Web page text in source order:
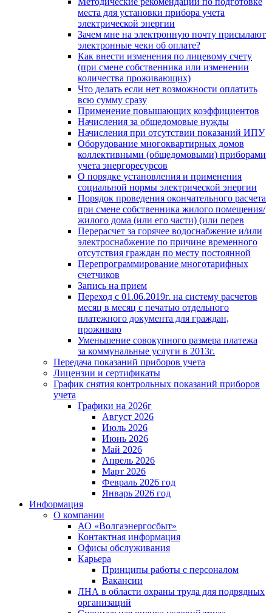
места для установки прибора учета
электрической энергии
Зачем мне на электронную почту присылают
электронные чеки об оплате?
Как внести изменения по лицевому счету
(при смене собственника или изменении
количества проживающих)
Что делать если нет возможности оплатить
всю сумму сразу
Применение повышающих коэффициентов
Начисления за общедомовые нужды
Начисления при отсутствии показаний ИПУ
Оборудование многоквартирных домов
коллективными (общедомовыми) приборами
учета энергоресурсов
О порядке установления и применения
социальной нормы электрической энергии
Порядок проведения окончательного расчета
при смене собственника жилого помещения/
жилого дома (или его части) (или перев
Перерасчет за горячее водоснабжение и/или
электроснабжение по причине временного
отсутствия граждан по месту постоянной
Перепрограммирование многотарифных
счетчиков
Запись на прием
Переход с 01.06.2019г. на систему расчетов
месяц в месяц с печатью отдельного
платежного документа для граждан,
проживаю
Уменьшение совокупного размера платежа
за коммунальные услуги в 2013г.
Передача показаний приборов учета
Лицензии и сертификаты
График снятия контрольных показаний приборов
учета
Графики на 2026г
Август 2026
Июль 2026
Июнь 2026
Май 2026
Апрель 2026
Март 2026
Февраль 2026 год
Январь 2026 год
Информация
О компании
АО «Волгаэнергосбыт»
Контактная информация
Офисы обслуживания
Карьера
Принципы работы с персоналом
Вакансии
ЛНА в области охраны труда для подрядных
организаций